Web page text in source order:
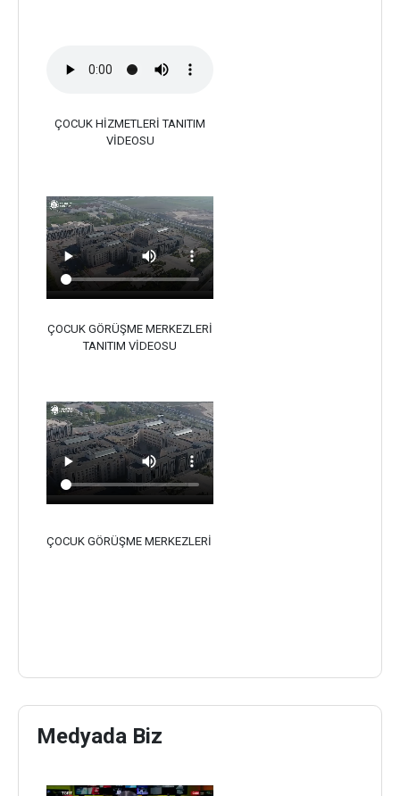
ÇOCUK HİZMETLERİ TANITIM
VİDEOSU
ÇOCUK GÖRÜŞME MERKEZLERİ
TANITIM VİDEOSU
ÇOCUK GÖRÜŞME MERKEZLERİ
Medyada Biz